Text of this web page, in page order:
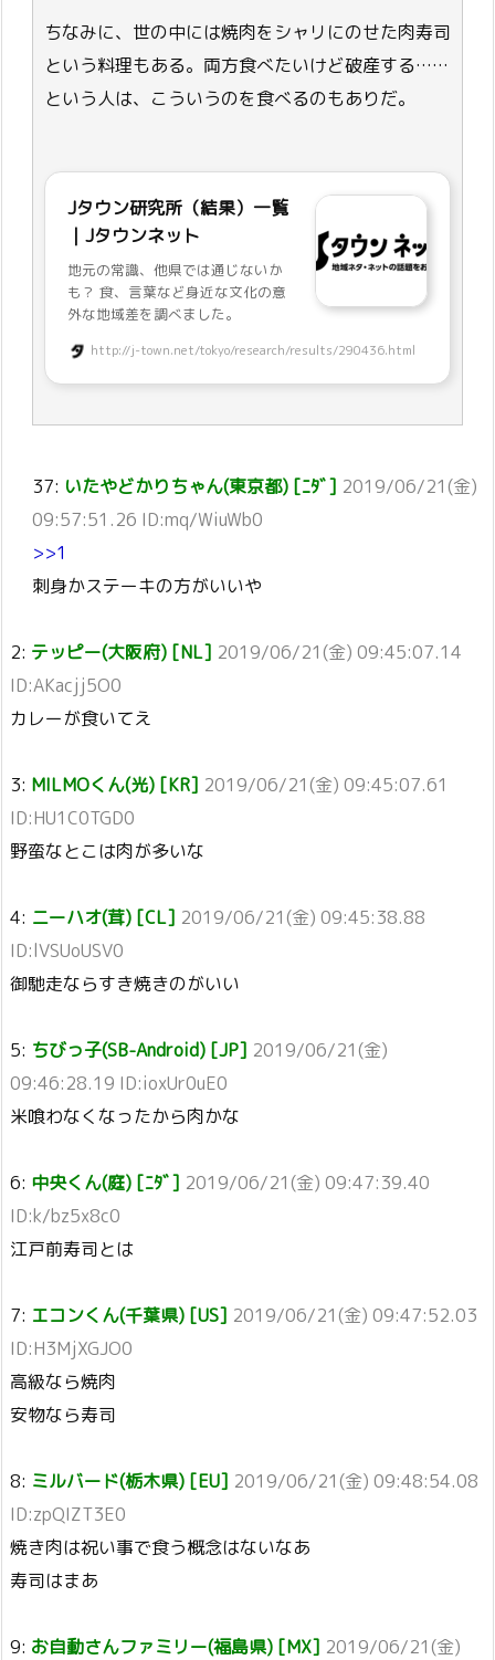
ちなみに、世の中には焼肉をシャリにのせた肉寿司
という料理もある。両方食べたいけど破産する……
という人は、こういうのを食べるのもありだ。
Jタウン研究所（結果）一覧
｜Jタウンネット
地元の常識、他県では通じないか
も？ 食、言葉など身近な文化の意
外な地域差を調べました。
http://j-town.net/tokyo/research/results/290436.html
37: いたやどかりちゃん(東京都) [ﾆﾀﾞ] 2019/06/21(金)
09:57:51.26 ID:mq/WiuWb0
>>1
刺身かステーキの方がいいや
2: テッピー(大阪府) [NL] 2019/06/21(金) 09:45:07.14
ID:AKacjj5O0
カレーが食いてえ
3: MILMOくん(光) [KR] 2019/06/21(金) 09:45:07.61
ID:HU1C0TGD0
野蛮なとこは肉が多いな
4: ニーハオ(茸) [CL] 2019/06/21(金) 09:45:38.88
ID:lVSUoUSV0
御馳走ならすき焼きのがいい
5: ちびっ子(SB-Android) [JP] 2019/06/21(金)
09:46:28.19 ID:ioxUr0uE0
米喰わなくなったから肉かな
6: 中央くん(庭) [ﾆﾀﾞ] 2019/06/21(金) 09:47:39.40
ID:k/bz5x8c0
江戸前寿司とは
7: エコンくん(千葉県) [US] 2019/06/21(金) 09:47:52.03
ID:H3MjXGJO0
高級なら焼肉
安物なら寿司
8: ミルバード(栃木県) [EU] 2019/06/21(金) 09:48:54.08
ID:zpQIZT3E0
焼き肉は祝い事で食う概念はないなあ
寿司はまあ
9: お自動さんファミリー(福島県) [MX] 2019/06/21(金)